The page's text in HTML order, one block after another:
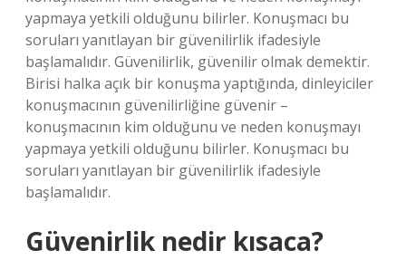
yapmaya yetkili olduğunu bilirler. Konuşmacı bu
soruları yanıtlayan bir güvenilirlik ifadesiyle
başlamalıdır. Güvenilirlik, güvenilir olmak demektir.
Birisi halka açık bir konuşma yaptığında, dinleyiciler
konuşmacının güvenilirliğine güvenir –
konuşmacının kim olduğunu ve neden konuşmayı
yapmaya yetkili olduğunu bilirler. Konuşmacı bu
soruları yanıtlayan bir güvenilirlik ifadesiyle
başlamalıdır.
Güvenirlik nedir kısaca?